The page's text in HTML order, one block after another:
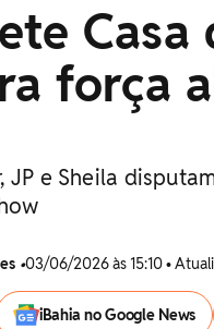
força
JP e Sheila
•03/06/2026 às 15:10 •
iBahia no Google News